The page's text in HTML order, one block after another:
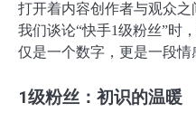
打开着内容创作者与观众
我们谈论“快手1级粉丝”时
仅是一个数字，更是一段情
1级粉丝：初识的温暖